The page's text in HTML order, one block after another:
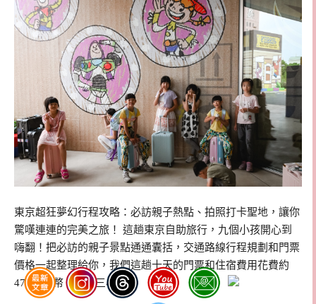
東京超狂夢幻行程攻略：必訪親子熱點、拍照打卡聖地，讓你
驚嘆連連的完美之旅！ 這趟東京自助旅行，九個小孩開心到
嗨翻！把必訪的親子景點通通囊括，交通路線行程規劃和門票
價格一起整理給你，我們這趟十天的門票和住宿費用花費約
47000台幣（一大三小）…